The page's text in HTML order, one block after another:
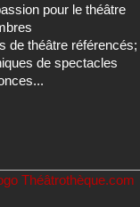
pour le théâtre
de théâtre référencés;
de spectacles